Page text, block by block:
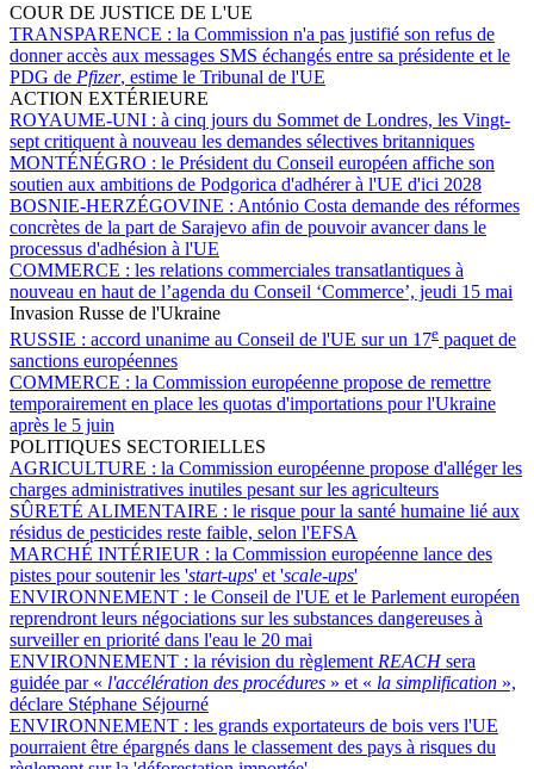
COUR DE JUSTICE DE L'UE
TRANSPARENCE : la Commission n'a pas justifié son refus de
donner accès aux messages SMS échangés entre sa présidente et le
PDG de Pfizer, estime le Tribunal de l'UE
ACTION EXTÉRIEURE
ROYAUME-UNI : à cinq jours du Sommet de Londres, les Vingt-
sept critiquent à nouveau les demandes sélectives britanniques
MONTÉNÉGRO : le Président du Conseil européen affiche son
soutien aux ambitions de Podgorica d'adhérer à l'UE d'ici 2028
BOSNIE-HERZÉGOVINE : António Costa demande des réformes
concrètes de la part de Sarajevo afin de pouvoir avancer dans le
processus d'adhésion à l'UE
COMMERCE : les relations commerciales transatlantiques à
nouveau en haut de l’agenda du Conseil ‘Commerce’, jeudi 15 mai
Invasion Russe de l'Ukraine
RUSSIE : accord unanime au Conseil de l'UE sur un 17e paquet de
sanctions européennes
COMMERCE : la Commission européenne propose de remettre
temporairement en place les quotas d'importations pour l'Ukraine
après le 5 juin
POLITIQUES SECTORIELLES
AGRICULTURE : la Commission européenne propose d'alléger les
charges administratives inutiles pesant sur les agriculteurs
SÛRETÉ ALIMENTAIRE : le risque pour la santé humaine lié aux
résidus de pesticides reste faible, selon l'EFSA
MARCHÉ INTÉRIEUR : la Commission européenne lance des
pistes pour soutenir les 'start-ups' et 'scale-ups'
ENVIRONNEMENT : le Conseil de l'UE et le Parlement européen
reprendront leurs négociations sur les substances dangereuses à
surveiller en priorité dans l'eau le 20 mai
ENVIRONNEMENT : la révision du règlement REACHsera
guidée par « l'accélération des procédures » et « la simplification »,
déclare Stéphane Séjourné
ENVIRONNEMENT : les grands exportateurs de bois vers l'UE
pourraient être épargnés dans le classement des pays à risques du